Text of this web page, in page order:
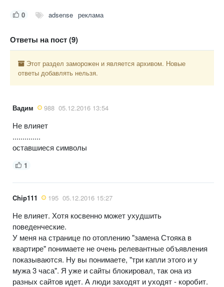
0 adsense реклама
Ответы на пост (9)
Этот раздел заморожен и является архивом. Новые
ответы добавлять нельзя.
Вадим 988 05.12.2016 13:54
Не влияет
..............
оставшиеся символы
1
Chip111 195 05.12.2016 15:27
Не влияет. Хотя косвенно может ухудшить
поведенческие.
У меня на странице по отоплению "замена Стояка в
квартире" понимаете не очень релевантные объявления
показываются. Ну вы понимаете, "три капли этого и у
мужа 3 часа". Я уже и сайты блокировал, так она из
разных сайтов идет. А люди заходят и уходят - коробит.